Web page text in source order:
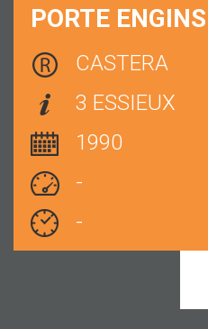
PORTE ENGINS
CASTERA
3 ESSIEUX
1990
-
-